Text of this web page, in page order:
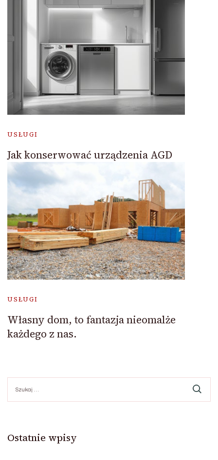
USŁUGI
Jak konserwować urządzenia AGD
USŁUGI
Własny dom, to fantazja nieomalże
każdego z nas.
Ostatnie wpisy